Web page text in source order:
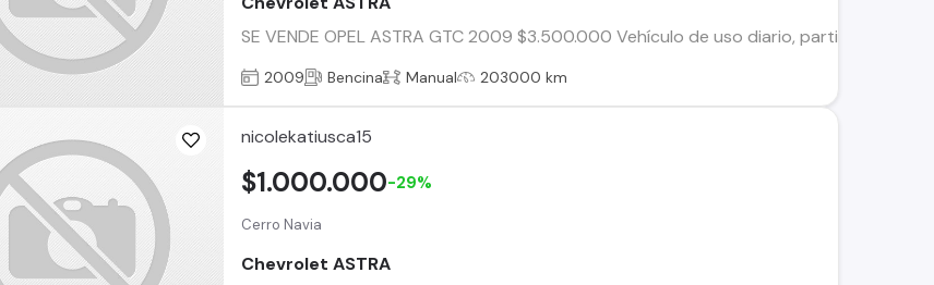
SE VENDE OPEL ASTRA GTC 2009 $3.500.000 Vehículo de uso diario, partiendo a
2009 Bencina Manual 203000 km
nicolekatiusca15
Cerro Navia
Chevrolet ASTRA
$1.000.000-29%